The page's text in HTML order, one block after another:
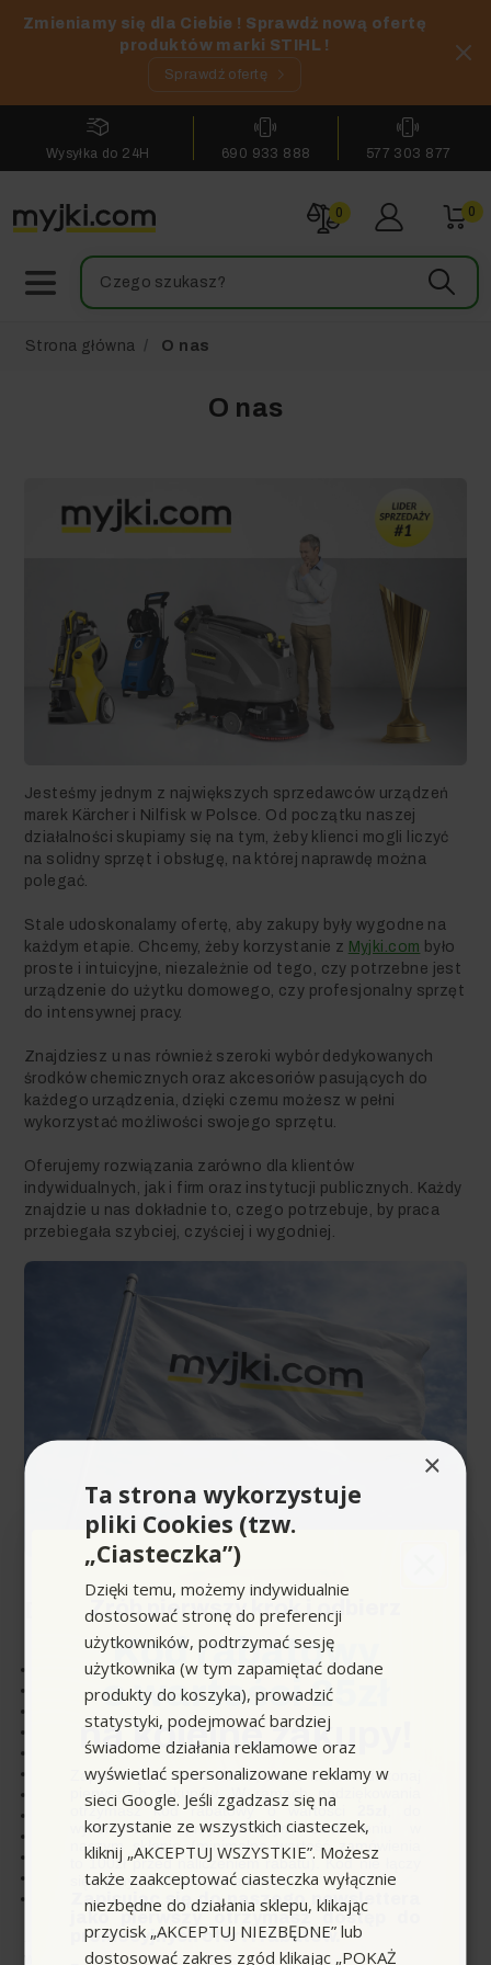
Zmieniamy się dla Ciebie ! Sprawdź nową ofertę
produktów marki STIHL !
Sprawdź ofertę
Wysyłka do 24H 690 933 888 577 303 877
0 0
Strona główna O nas
O nas
Jesteśmy jednym z największych sprzedawców urządzeń
marek Kärcher i Nilfisk w Polsce. Od początku naszej
działalności skupiamy się na tym, żeby klienci mogli liczyć
na solidny sprzęt i obsługę, na której naprawdę można
polegać.
Stale udoskonalamy ofertę, aby zakupy były wygodne na
każdym etapie. Chcemy, żeby korzystanie z Myjki.com było
proste i intuicyjne, niezależnie od tego, czy potrzebne jest
urządzenie do użytku domowego, czy profesjonalny sprzęt
do intensywnej pracy.
Znajdziesz u nas również szeroki wybór dedykowanych
środków chemicznych oraz akcesoriów pasujących do
każdego urządzenia, dzięki czemu możesz w pełni
wykorzystać możliwości swojego sprzętu.
Oferujemy rozwiązania zarówno dla klientów
indywidualnych, jak i firm oraz instytucji publicznych. Każdy
znajdzie u nas dokładnie to, czego potrzebuje, by praca
przebiegała szybciej, czyściej i wygodniej.
Dlaczego warto robić u nas zakupy?
Tysiące zadowolonych Klientów
Obsługa Jednostek budżetowych
darmowa dostawa od 399,00 z
Planowana dostawa
Płatność kartą lub za pobraniem - bez opłat
wysyłka do 24h (dni robocze)
WYGODNY ODBIÓR: KURIER lub paczkomat
raty 0% dla wybranych urządzeń profesjonalny
gwarancja door to door
Przedłużona gwarancja EasyProctect®
Serwis Premium
Jesteśmy w 100% Polską Firmą
...i wiele innych powodów, o których przekonasz się, jeśli
wybierzesz naszą ofertę!
×
Ta strona wykorzystuje
pliki Cookies (tzw.
„Ciasteczka”)
Dzięki temu, możemy indywidualnie
dostosować stronę do preferencji
użytkowników, podtrzymać sesję
użytkownika (w tym zapamiętać dodane
produkty do koszyka), prowadzić
statystyki, podejmować bardziej
świadome działania reklamowe oraz
wyświetlać spersonalizowane reklamy w
sieci Google. Jeśli zgadzasz się na
korzystanie ze wszystkich ciasteczek,
kliknij „AKCEPTUJ WSZYSTKIE”. Możesz
także zaakceptować ciasteczka wyłącznie
niezbędne do działania sklepu, klikając
przycisk „AKCEPTUJ NIEZBĘDNE” lub
dostosować zakres zgód klikając „POKAŻ
Zrób pierwszy krok i odbierz
Kod rabatowy
o wartości 25zł
na kolejne zakupy!
Zapisz się do newslettera, załóż konto i dokonaj
pierwszych zakupów. W ramach podziękowania
otrzymasz kod rabatowy o wartości
wykorzystania przy kolejnym zamówieniu w
naszym sklepie (minimalna wartość zamówienia
to 100zł przed naliczeniem rabatu). Kod nie łączy
się z innymi kodami rabatowymi.
Zapisując się do naszego newslettera
jako pierwszy otrzymasz dostęp do
promocyjnych ofert i rabatów.